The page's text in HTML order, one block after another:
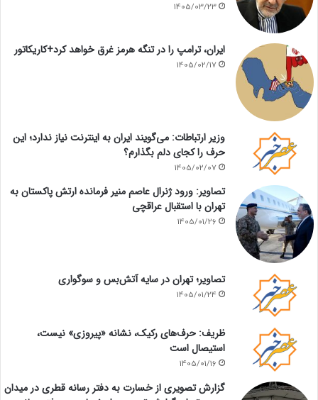
1405/03/23
ایران، ترامپ را در تنگه هرمز غرق خواهد کرد+کاریکاتور
1405/02/17
وزیر ارتباطات: می‌گویند ایران به اینترنت نیاز ندارد؛ این
حرف را کجای دلم بگذارم؟
1405/02/07
تصاویر: ورود ژنرال عاصم منیر فرمانده ارتش پاکستان به
تهران با استقبال عراقچی
1405/01/26
تصاویر؛ تهران در سایه آتش‌بس و سوگواری
1405/01/24
ظریف: حرف‌های رکیک، نشانه «پیروزی» نیست،
استیصال است
1405/01/16
گزارش تصویری از خسارت به دفتر رسانه قطری در میدان